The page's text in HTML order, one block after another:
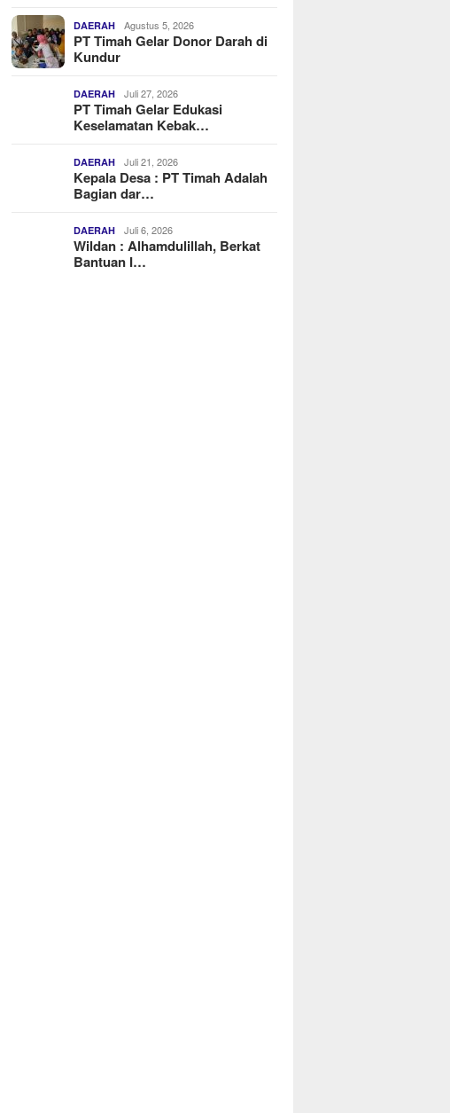
DAERAH Agustus 5, 2026
PT Timah Gelar Donor Darah di
Kundur
DAERAH Juli 27, 2026
PT Timah Gelar Edukasi
Keselamatan Kebak…
DAERAH Juli 21, 2026
Kepala Desa : PT Timah Adalah
Bagian dar…
DAERAH Juli 6, 2026
Wildan : Alhamdulillah, Berkat
Bantuan I…